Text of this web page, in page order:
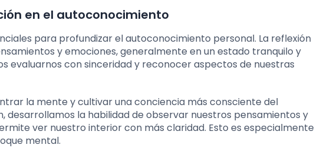
en el autoconocimiento
para profundizar el autoconocimiento personal. La reflexión
y emociones, generalmente en un estado tranquilo y
evaluarnos con sinceridad y reconocer aspectos de nuestras
la mente y cultivar una conciencia más consciente del
la habilidad de observar nuestros pensamientos y
ver nuestro interior con más claridad. Esto es especialmente
mental.